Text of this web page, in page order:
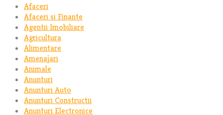
Afaceri
Afaceri si Finante
Agentii Imobiliare
Agricultura
Alimentare
Amenajari
Animale
Anunturi
Anunturi Auto
Anunturi Constructii
Anunturi Electronice